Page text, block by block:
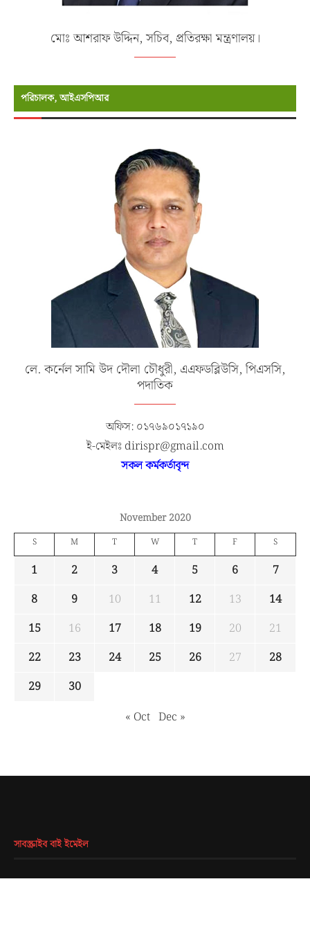
মোঃ আশরাফ উদ্দিন, সচিব, প্রতিরক্ষা মন্ত্রণালয়।
পরিচালক, আইএসপিআর
লে. কর্নেল সামি উদ দৌলা চৌধুরী, এএফডব্লিউসি, পিএসসি,
পদাতিক
অফিস: ০১৭৬৯০১৭১৯০
ই-মেইলঃ dirispr@gmail.com
সকল কর্মকর্তাবৃন্দ
November 2020
S M T W T F S
1 2 3 4 5 6
7
8
9 10 11 12 13
14
15
16 17 18 19 20
21
22
23 24 25 26 27
28
29
30
« Oct Dec »
সাবস্ক্রাইব বাই ইমেইল